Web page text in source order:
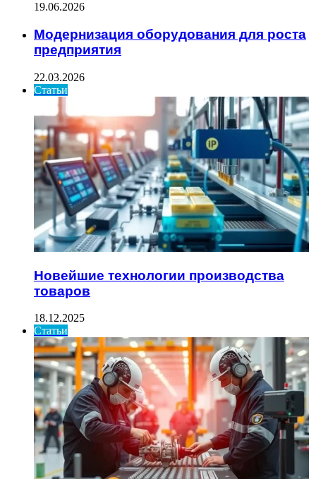
19.06.2026
Модернизация оборудования для роста
предприятия
22.03.2026
Статьи
Новейшие технологии производства
товаров
18.12.2025
Статьи